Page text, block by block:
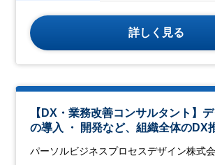
詳しく見る
【DX・業務改善コンサルタント】
の導入 ・ 開発など、組織全体のDX
パーソルビジネスプロセスデザイン株式